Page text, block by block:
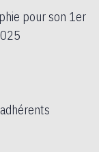
pour son 1er